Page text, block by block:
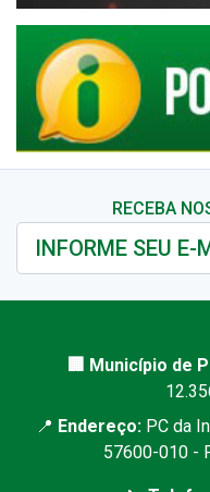
RECEBA
🏢 Município de
📍 Endereço: PC da
57600-010 -